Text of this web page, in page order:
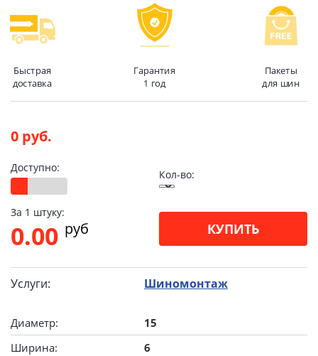
Быстрая
доставка
Гарантия
1 год
Пакеты
для шин
0 руб.
Доступно:
Кол-во:
За 1 штуку:
0.00 pуб КУПИТЬ
Услуги: Шиномонтаж
Диаметр:
15
Ширина:
6